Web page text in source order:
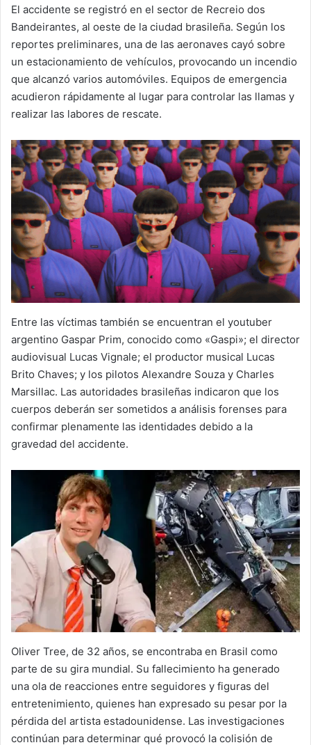
El accidente se registró en el sector de Recreio dos
Bandeirantes, al oeste de la ciudad brasileña. Según los
reportes preliminares, una de las aeronaves cayó sobre
un estacionamiento de vehículos, provocando un incendio
que alcanzó varios automóviles. Equipos de emergencia
acudieron rápidamente al lugar para controlar las llamas y
realizar las labores de rescate.
Entre las víctimas también se encuentran el youtuber
argentino Gaspar Prim, conocido como «Gaspi»; el director
audiovisual Lucas Vignale; el productor musical Lucas
Brito Chaves; y los pilotos Alexandre Souza y Charles
Marsillac. Las autoridades brasileñas indicaron que los
cuerpos deberán ser sometidos a análisis forenses para
confirmar plenamente las identidades debido a la
gravedad del accidente.
Oliver Tree, de 32 años, se encontraba en Brasil como
parte de su gira mundial. Su fallecimiento ha generado
una ola de reacciones entre seguidores y figuras del
entretenimiento, quienes han expresado su pesar por la
pérdida del artista estadounidense. Las investigaciones
continúan para determinar qué provocó la colisión de